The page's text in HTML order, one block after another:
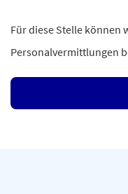
Für diese Stelle können
Personalvermittlungen